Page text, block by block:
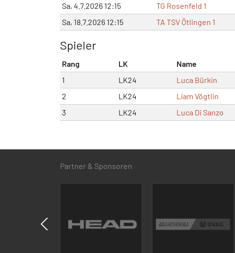
Sa, 4.7.2026 12:15
TG Rosenfeld 1
Sa, 18.7.2026 12:15
TA TSV Ötlingen 1
Spieler
Rang LK Name
1
LK24 Luca Bürkin
2
LK24 Liam Vögtlin
3
LK24 Luca Di Sanzo
Partner & Sponsoren